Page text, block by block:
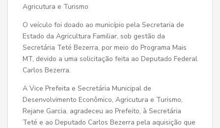
Agricutura e Turismo
O veículo foi doado ao município pela Secretaria de
Estado da Agricultura Familiar, sob gestão da
Secretária Teté Bezerra, por meio do Programa Mais
MT, devido a uma solicitação feita ao Deputado Federal
Carlos Bezerra.
A Vice Prefeita e Secretária Municipal de
Desenvolvimento Econômico, Agricutura e Turismo,
Rejane Garcia, agradeceu ao Prefeito, à Secretária
Teté e ao Deputado Carlos Bezerra pela aquisição que